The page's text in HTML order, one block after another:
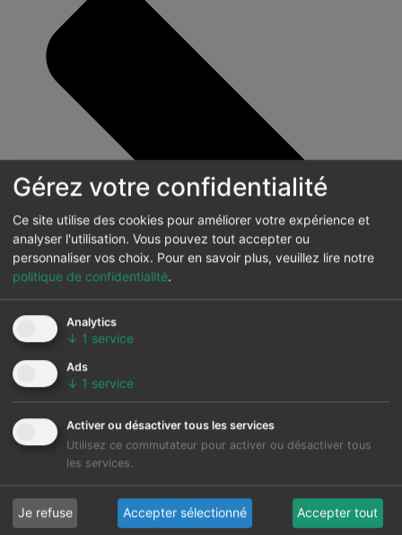
Gérez votre confidentialité
Ce site utilise des cookies pour améliorer votre expérience et
analyser l'utilisation. Vous pouvez tout accepter ou
personnaliser vos choix. Pour en savoir plus, veuillez lire notre
politique de confidentialité.
Analytics
↓ 1 service
Ads
↓ 1 service
Activer ou désactiver tous les services
Utilisez ce commutateur pour activer ou désactiver tous
les services.
Je refuse Accepter sélectionné Accepter tout